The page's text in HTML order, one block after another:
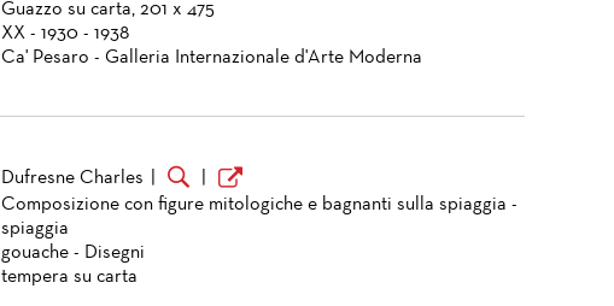
Guazzo su carta, 201 x 475
XX - 1930 - 1938
Ca' Pesaro - Galleria Internazionale d'Arte Moderna
Dufresne Charles
Composizione con figure mitologiche e bagnanti sulla spiaggia -
spiaggia
gouache - Disegni
tempera su carta